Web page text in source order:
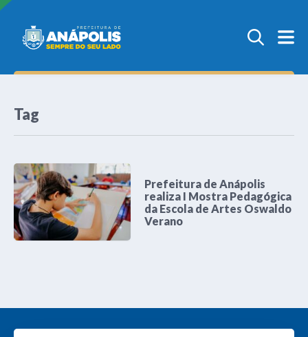
Tag
Prefeitura de Anápolis
realiza I Mostra Pedagógica
da Escola de Artes Oswaldo
Verano